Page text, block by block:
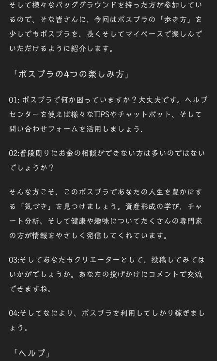
そして様々なバッググラウンドを持った方が参加してい
るので、そな皆さんに、今回はポスプラの「歩き方」を
少しでもポスプラを、長くそしてマイペースで楽しんで
いただけるように紹介します。
「ポスプラの4つの楽しみ方」
01: ポスプラで何か困っていますか？大丈夫です。ヘルプ
センターを使えば様々なTIPSやチャットボット、そして
問い合わせフォームを活用しましょう.
02:普段周りにお金の相談ができない方は多いのではない
でしょうか？
そんな方こそ、このポスプラであなたの人生を豊かにす
る「気づき」を見つけましょう。資産形成の学び、チャ
ート分析、そして健康や趣味についてたくさんの専門家
の方が情報をやさしく発信してくれています。
03:そしてあなたもクリエーターとして、投稿してみては
いかがでしょうか。あなたの投げかけにコメントで交流
できますね。
04:そしてなにより、ポスプラを利用してしかり稼ぎまし
ょう。
「ヘルプ」